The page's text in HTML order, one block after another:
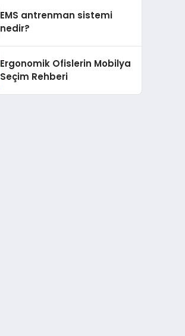
EMS antrenman sistemi
nedir?
Ergonomik Ofislerin Mobilya
Seçim Rehberi